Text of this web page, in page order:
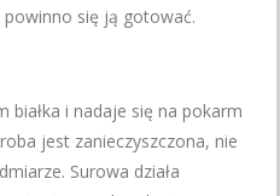
się ją gotować.
białka i nadaje się na pokarm
jest zanieczyszczona, nie
Surowa działa